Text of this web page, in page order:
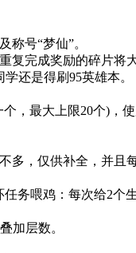
号“梦仙”。
完成奖励的碎片将大
还是得刷95英雄本。
最大上限20个)，
，仅供补全，并且
喂鸡：每次给2个
加层数。